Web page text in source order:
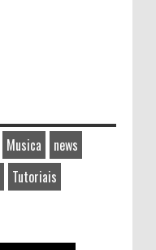
Musica
news
Tutoriais